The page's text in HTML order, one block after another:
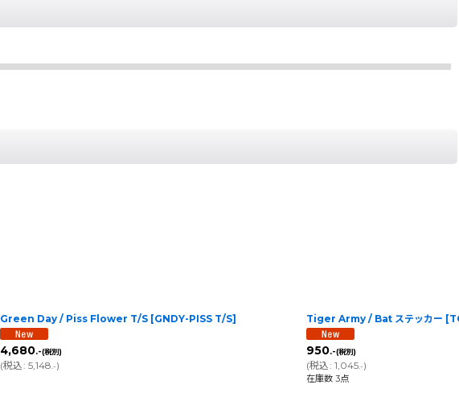
Green Day / Piss Flower T/S [GNDY-PISS T/S]
4,680.-(税別)
(税込: 5,148.-)
Tiger Army / Bat ステッカー [
950.-(税別)
(税込: 1,045.-)
在庫数 3点